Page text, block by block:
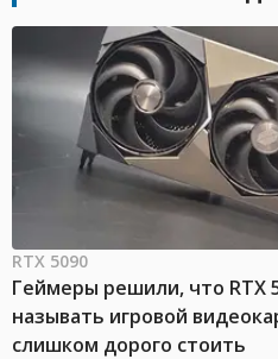
RTX 5090
Геймеры решили, что RTX
называть игровой
слишком дорого стоить